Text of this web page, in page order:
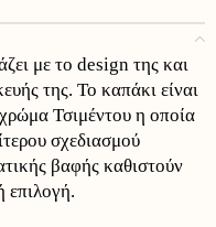
με το design της και
της. Το καπάκι είναι
Τσιμέντου η οποία
σχεδιασμού
βαφής καθιστούν
επιλογή.